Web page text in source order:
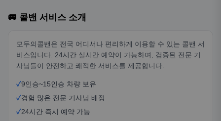
🚐 콜밴 서비스 소개
모두의콜밴은 전국 어디서나 편리하게 이용할 수 있는 콜밴 서
비스입니다. 24시간 실시간 예약이 가능하며, 검증된 전문 기
사님들이 안전하고 쾌적한 서비스를 제공합니다.
✓9인승~15인승 차량 보유
✓경험 많은 전문 기사님 배정
✓24시간 즉시 예약 가능